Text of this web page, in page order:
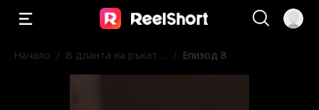
Начало / В дланта на ръката
/ Епизод 8